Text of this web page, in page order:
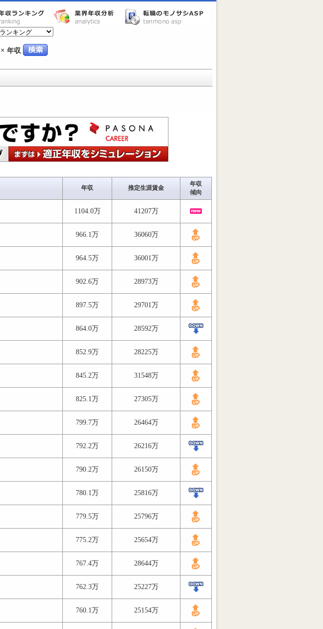
× 年収
年収 推定生涯賃金
年収
傾向
1104.0万 41207万
966.1万 36060万
964.5万 36001万
902.6万 28973万
897.5万 29701万
864.0万 28592万
852.9万 28225万
845.2万 31548万
825.1万 27305万
799.7万 26464万
792.2万 26216万
790.2万 26150万
780.1万 25816万
779.5万 25796万
775.2万 25654万
767.4万 28644万
762.3万 25227万
760.1万 25154万